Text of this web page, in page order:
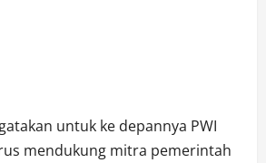
untuk ke depannya PWI
mendukung mitra pemerintah